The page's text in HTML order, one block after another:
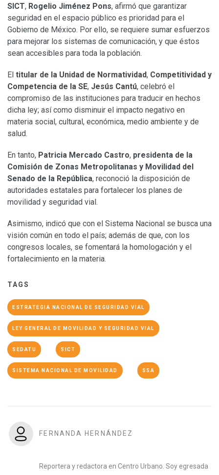
SICT, Rogelio Jiménez Pons, afirmó que garantizar
seguridad en el espacio público es prioridad para el
Gobierno de México. Por ello, se requiere sumar esfuerzos
para mejorar los sistemas de comunicación, y que éstos
sean accesibles para toda la población.
El titular de la Unidad de Normatividad, Competitividad y
Competencia de la SE, Jesús Cantú, celebró el
compromiso de las instituciones para traducir en hechos
dicha ley; así como disminuir el impacto negativo en
materia social, cultural, económica, medio ambiente y de
salud.
En tanto, Patricia Mercado Castro, presidenta de la
Comisión de Zonas Metropolitanas y Movilidad del
Senado de la República, reconoció la disposición de
autoridades estatales para fortalecer los planes de
movilidad y seguridad vial.
Asimismo, indicó que con el Sistema Nacional se busca una
visión común en todo el país; además de que, con los
congresos locales, se fomentará la homologación y el
fortalecimiento en la materia.
TAGS
ESTRATEGIA NACIONAL DE SEGURIDAD VIAL
LEY GENERAL DE MOVILIDAD Y SEGURIDAD VIAL
SEDATU SICT
SISTEMA NACIONAL DE MOVILIDAD SSA
FERNANDA HERNÁNDEZ
Reportera y redactora en Centro Urbano. Soy egresada